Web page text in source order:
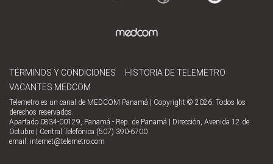
TÉRMINOS Y CONDICIONES
HISTORIA DE TELEMETRO
VACANTES MEDCOM
Telemetro es un canal de MEDCOM Panamá | Copyright © 2026. Todos los
derechos reservados.
Apartado 0834-00129, Panamá - Rep. de Panamá | Dirección, Avenida 12 de
Octubre | Central Telefónica (507) 390-6700
email: internet@telemetro.com